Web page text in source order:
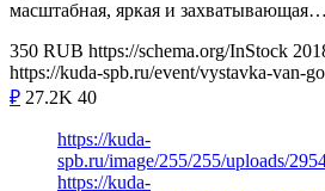
масштабная, яркая и захватывающая…
350 RUB https://schema.org/InStock
https://kuda-spb.ru/event/vystavka-van-
₽ 27.2K 40
https://kuda-
spb.ru/image/255/255/uploads/
https://kuda-